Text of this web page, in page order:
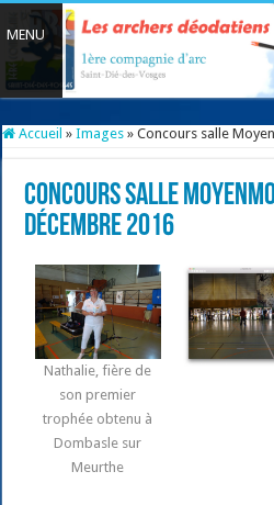
Accueil » Images » Concours salle
Concours salle
décembre 2016
Nathalie, fière de
son premier
trophée obtenu à
Dombasle sur
Meurthe